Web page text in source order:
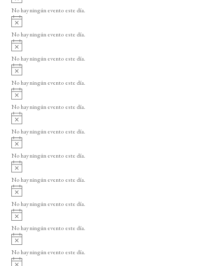
o
v
i
o
No hay ningún evento este día.
A
v
i
o
No hay ningún evento este día.
A
v
i
o
No hay ningún evento este día.
A
v
i
o
No hay ningún evento este día.
A
v
i
o
No hay ningún evento este día.
A
v
i
o
No hay ningún evento este día.
A
v
i
o
No hay ningún evento este día.
A
v
i
o
No hay ningún evento este día.
A
v
i
o
No hay ningún evento este día.
A
v
i
o
No hay ningún evento este día.
A
v
i
No hay ningún evento este día.
A